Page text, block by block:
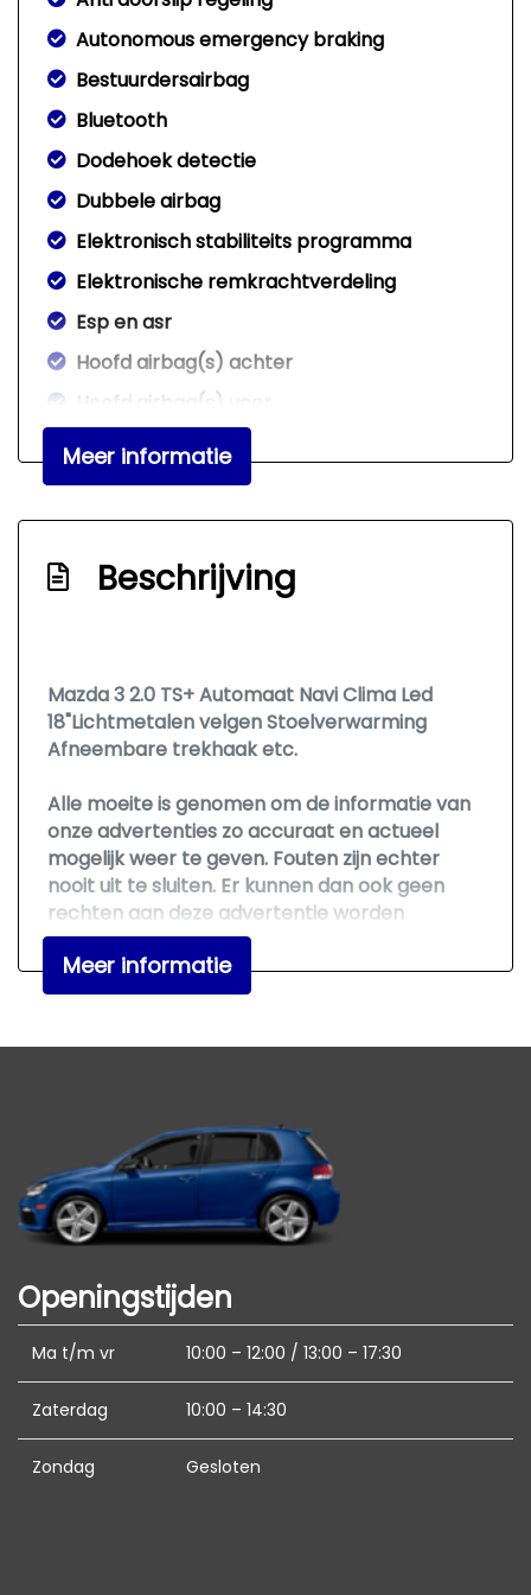
Autonomous emergency braking
Bestuurdersairbag
Bluetooth
Dodehoek detectie
Dubbele airbag
Elektronisch stabiliteits programma
Elektronische remkrachtverdeling
Esp en asr
Hoofd airbag(s) achter
Hoofd airbag(s) voor
Hoofd airbag(s) voor en achter
Lichtmetalen velgen 18"
Passagiersairbag
Zij airbag(s) voor
Zij airbag(s) voor
Bi-xenon koplampen
Buitensp.elektr.verstel -
Buitenspiegels in carrosseriekleur
Centrale vergrendeling met
afstandsbediening
Chroom delen exterieur
Dimlichten automatisch
Keyless entry
Led achterlichten
Led dagrijverlichting
Metaalkleur
Mistlampen voor
Parkeersensor achter
Trekhaak met afneembare kogel
Interieur
Airco automatisch
Armsteun achter
Meer informatie
Beschrijving
Mazda 3 2.0 TS+ Automaat Navi Clima Led
18"Lichtmetalen velgen Stoelverwarming
Afneembare trekhaak etc.
Alle moeite is genomen om de informatie van
onze advertenties zo accuraat en actueel
mogelijk weer te geven. Fouten zijn echter
nooit uit te sluiten. Er kunnen dan ook geen
rechten aan deze advertentie worden
ontleend. Vertrouwt u daarom niet alleen op
deze informatie, maar controleer bij aankoop
de zaken die uw beslissing zouden kunnen
Meer informatie
Openingstijden
Ma t/m vr 10:00 – 12:00 / 13:00 – 17:30
Zaterdag 10:00 – 14:30
Zondag Gesloten